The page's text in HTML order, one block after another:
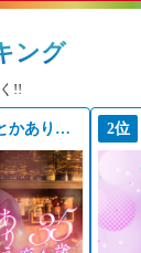
ング
!!
３５歳、今さら恋とかありえない 2位